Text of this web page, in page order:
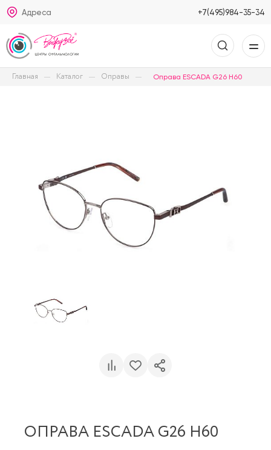
Адреса +7(495)984-35-34
Главная Каталог Оправы Оправа ESCADA G26 H60
ОПРАВА ESCADA G26 H60